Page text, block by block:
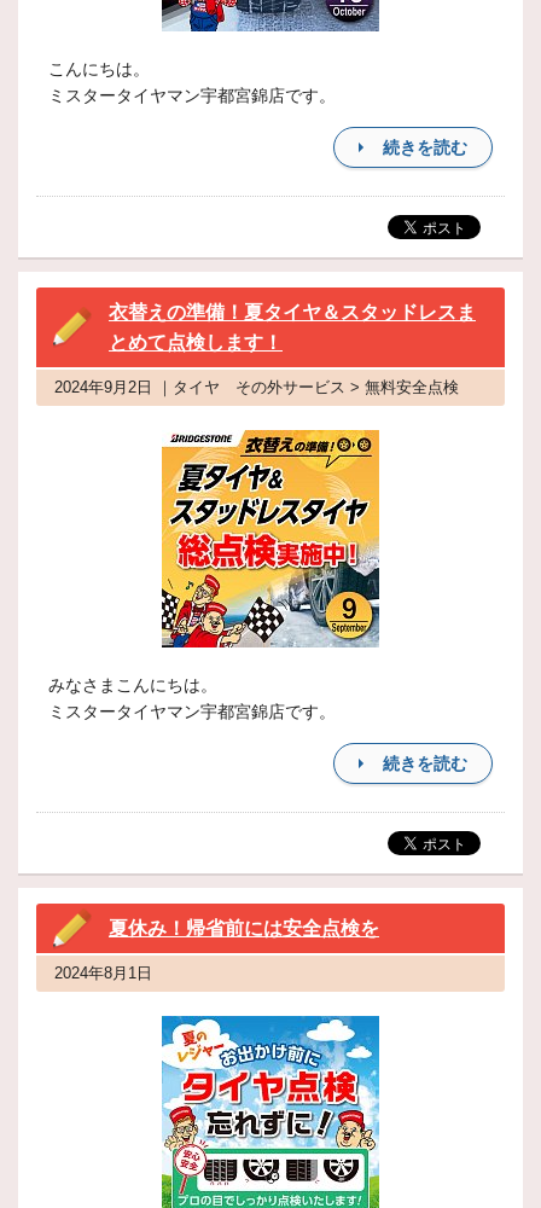
こんにちは。
ミスタータイヤマン宇都宮錦店です。
続きを読む
衣替えの準備！夏タイヤ＆スタッドレスま
とめて点検します！
2024年9月2日 ｜タイヤ その外サービス > 無料安全点検
みなさまこんにちは。
ミスタータイヤマン宇都宮錦店です。
続きを読む
夏休み！帰省前には安全点検を
2024年8月1日